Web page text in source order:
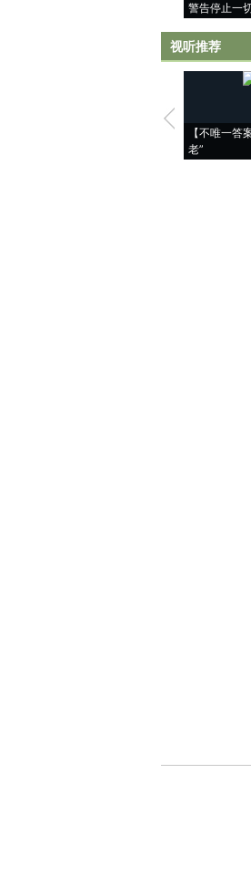
警告停止一
视听推荐
【不唯一答
老”